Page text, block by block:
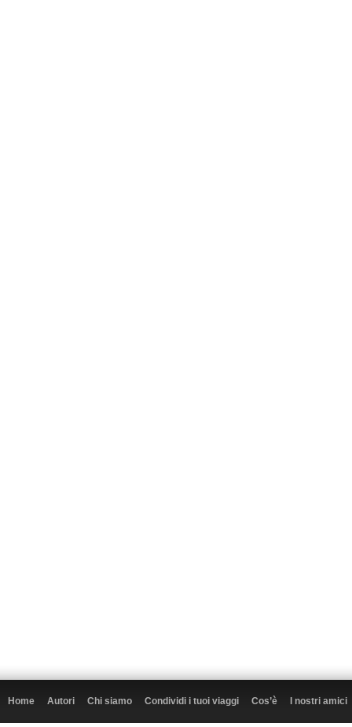
Home Autori Chi siamo Condividi i tuoi viaggi Cos’è I nostri amici